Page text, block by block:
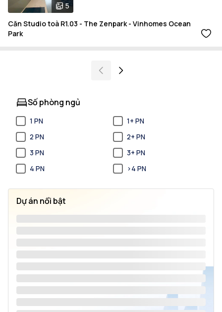
5
Căn Studio toà R1.03 - The Zenpark - Vinhomes Ocean
Park
Số phòng ngủ
1 PN
1+ PN
2 PN
2+ PN
3 PN
3+ PN
4 PN
>4 PN
Dự án nổi bật